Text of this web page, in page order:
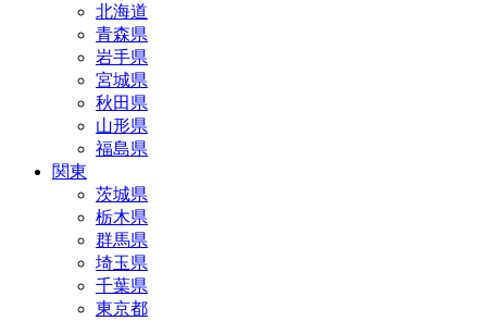
北海道
青森県
岩手県
宮城県
秋田県
山形県
福島県
関東
茨城県
栃木県
群馬県
埼玉県
千葉県
東京都